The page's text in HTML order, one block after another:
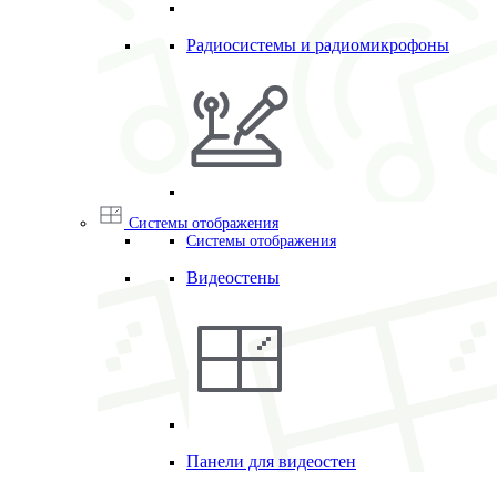
Радиосистемы и радиомикрофоны
Системы отображения
Системы отображения
Видеостены
Панели для видеостен